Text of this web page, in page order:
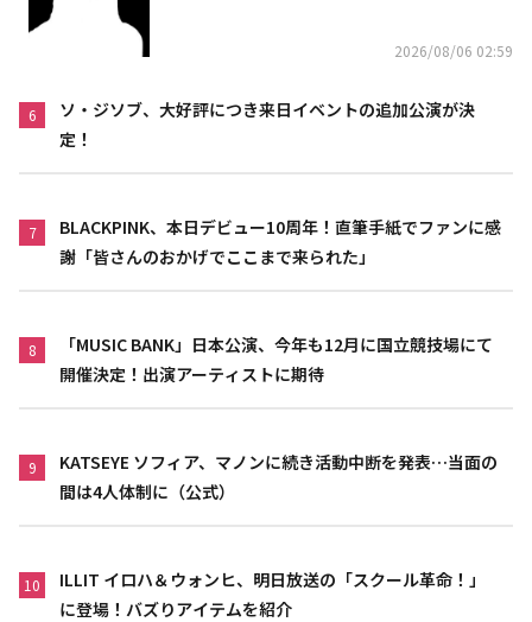
2026/08/06 02:59
6
ソ・ジソブ、大好評につき来日イベントの追加公演が決
定！
7
BLACKPINK、本日デビュー10周年！直筆手紙でファンに感
謝「皆さんのおかげでここまで来られた」
8
「MUSIC BANK」日本公演、今年も12月に国立競技場にて
開催決定！出演アーティストに期待
9
KATSEYE ソフィア、マノンに続き活動中断を発表…当面の
間は4人体制に（公式）
10
ILLIT イロハ＆ウォンヒ、明日放送の「スクール革命！」
に登場！バズりアイテムを紹介